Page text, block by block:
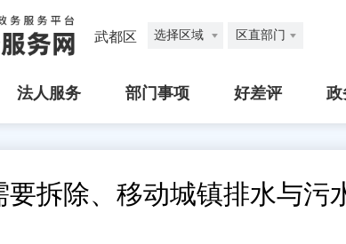
武都区 选择区域 区直部门
法人服务 部门事项 好差评 政
要拆除、移动城镇排水与污